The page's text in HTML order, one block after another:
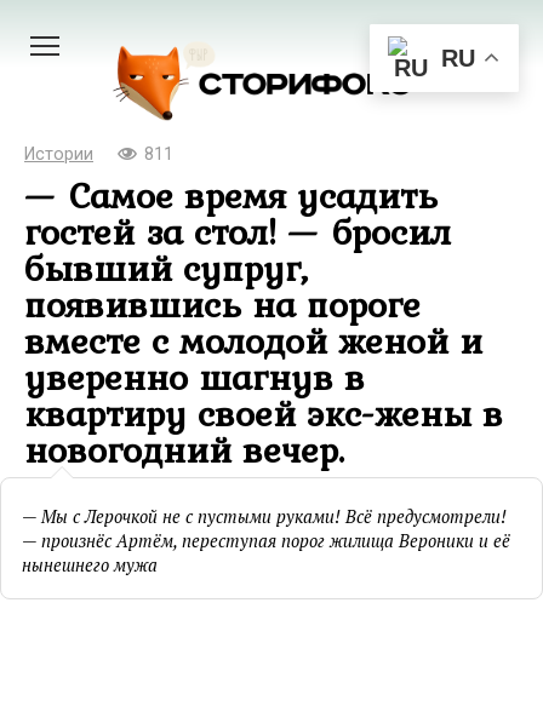
Истории 811
— Самое время усадить
гостей за стол! — бросил
бывший супруг,
появившись на пороге
вместе с молодой женой и
уверенно шагнув в
квартиру своей экс-жены в
новогодний вечер.
— Мы с Лерочкой не с пустыми руками! Всё предусмотрели!
— произнёс Артём, переступая порог жилища Вероники и её
нынешнего мужа
RU